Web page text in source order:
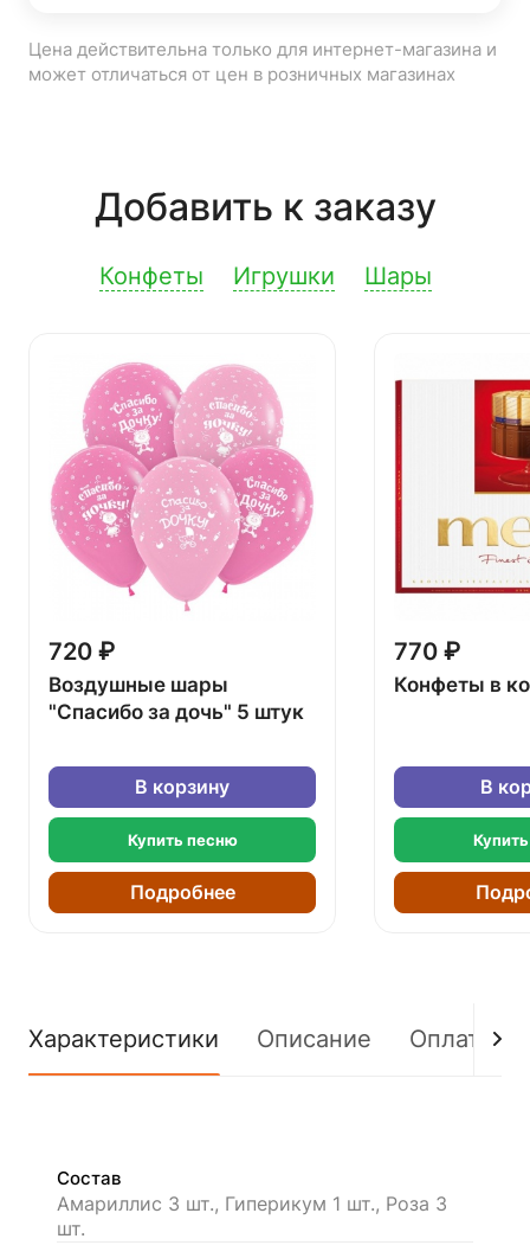
Цена действительна только для интернет-магазина и
может отличаться от цен в розничных магазинах
Добавить к заказу
Конфеты Игрушки Шары
720 ₽
Воздушные шары
"Спасибо за дочь" 5 штук
В корзину
Купить песню
Подробнее
770 ₽
Конфеты в
В
Характеристики Описание Оплата
Состав
Амариллис 3 шт., Гиперикум 1 шт., Роза 3
шт.